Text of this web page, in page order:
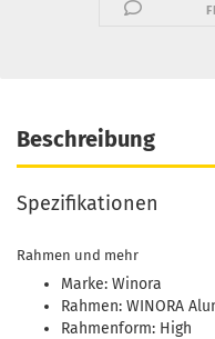
Beschreibung
Spezifikationen
Rahmen und mehr
Marke: Winora
Rahmen: WINORA
Rahmenform: High